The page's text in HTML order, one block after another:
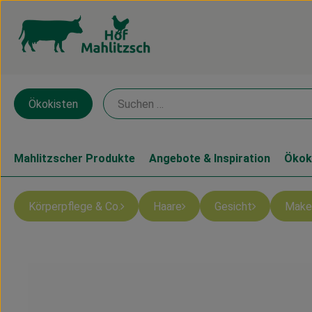
Ökokisten
Mahlitzscher Produkte Angebote & Inspiration
Körperpflege & Co. Haare Gesicht